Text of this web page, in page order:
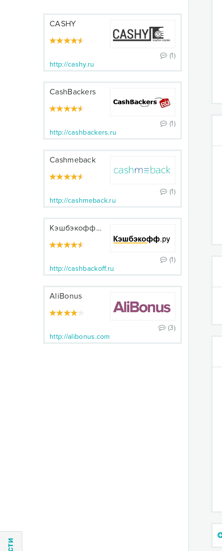
CASHY
(1)
http://cashy.ru
CashBackers
(1)
http://cashbackers.ru
Cashmeback
(1)
http://cashmeback.ru
Кэшбэкофф.ру
(1)
http://cashbackoff.ru
AliBonus
(3)
http://alibonus.com